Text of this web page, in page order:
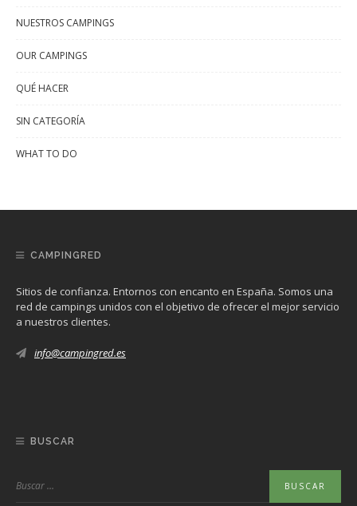
NUESTROS CAMPINGS
OUR CAMPINGS
QUÉ HACER
SIN CATEGORÍA
WHAT TO DO
CAMPINGRED
Sitios de confianza. Entornos con encanto en España. Somos una
red de campings unidos con el objetivo de ofrecer el mejor servicio
a nuestros clientes.
info@campingred.es
BUSCAR